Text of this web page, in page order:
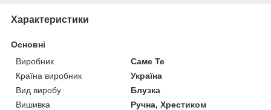
Характеристики
Основні
Виробник
Саме Те
Країна виробник
Україна
Вид виробу
Блузка
Вишивка
Ручна, Хрестиком